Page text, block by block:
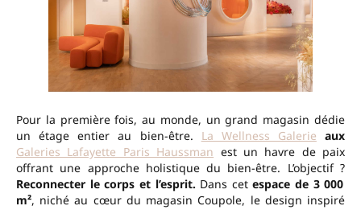
Pour la première fois, au monde, un grand magasin dédie
un étage entier au bien-être. La Wellness Galerie aux
Galeries Lafayette Paris Haussman est un havre de paix
offrant une approche holistique du bien-être. L’objectif ?
Reconnecter le corps et l’esprit. Dans cetespace de 3 000
m², niché au cœur du magasin Coupole, le design inspiré